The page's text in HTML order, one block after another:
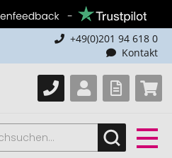
+49(0)201 94 618 0
Kontakt